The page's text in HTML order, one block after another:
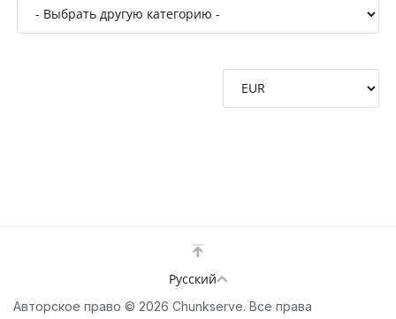
Авторское право © 2026 Chunkserve. Все права
Русский